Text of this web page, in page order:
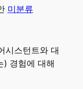
미분류
시스턴트와 대
) 경험에 대해